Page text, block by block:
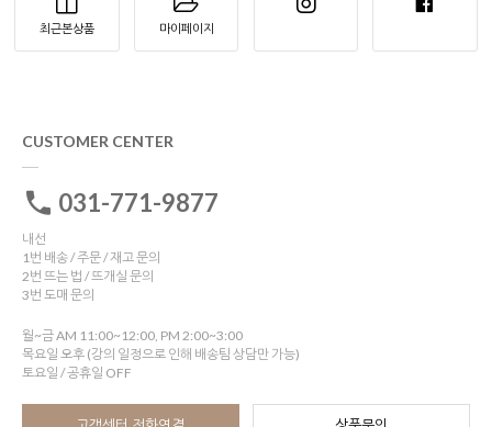
최근본상품 마이페이지
CUSTOMER CENTER
031-771-9877
내선
1번 배송 / 주문 / 재고 문의
2번 뜨는 법 / 뜨개실 문의
3번 도매 문의
월~금 AM 11:00~12:00, PM 2:00~3:00
목요일 오후 (강의 일정으로 인해 배송팀 상담만 가능)
토요일 / 공휴일 OFF